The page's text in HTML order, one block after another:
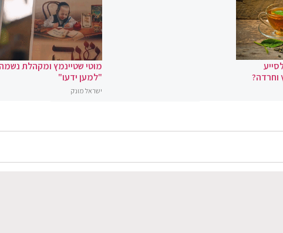
וחרדה?
מוטי שטיינמץ ומקהלת
"למען ידעו"
ישראל מונק